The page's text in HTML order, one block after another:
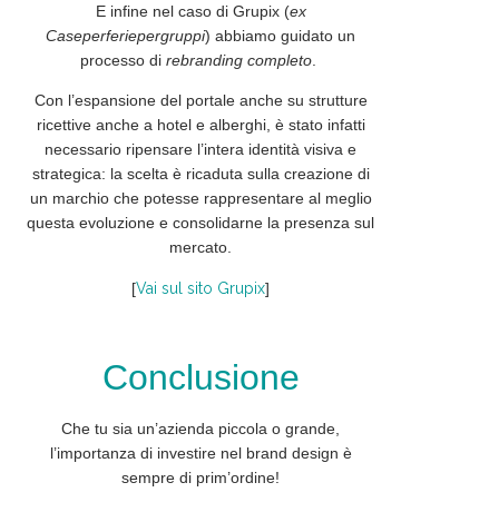
E infine nel caso di Grupix (ex
Caseperferiepergruppi) abbiamo guidato un
processo direbranding completo
Con l’espansione del portale anche su strutture
ricettive anche a hotel e alberghi, è stato infatti
necessario ripensare l’intera identità visiva e
strategica: la scelta è ricaduta sulla creazione di
un marchio che potesse rappresentare al meglio
questa evoluzione e consolidarne la presenza sul
mercato.
[Vai sul sito Grupix]
Conclusione
Che tu sia un’azienda piccola o grande,
l’importanza di investire nel brand design è
sempre di prim’ordine!